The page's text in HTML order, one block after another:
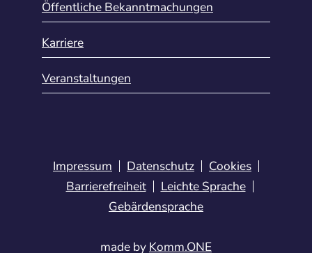
Öffentliche Bekanntmachungen
Karriere
Veranstaltungen
Impressum Datenschutz
Cookies
Barrierefreiheit
Leichte Sprache
Gebärdensprache
made by Komm.ONE